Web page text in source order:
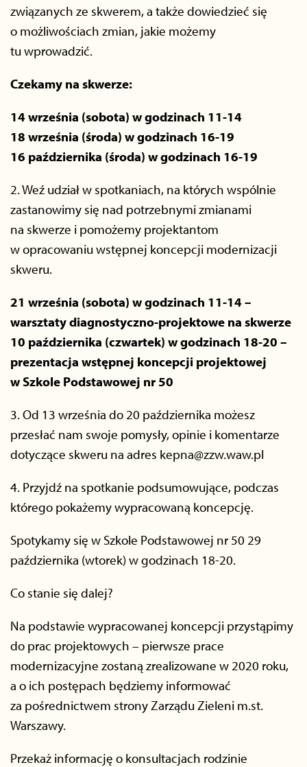
związanych ze skwerem, a także dowiedzieć się
o możliwościach zmian, jakie możemy
tu wprowadzić.
Czekamy na skwerze:
14 września (sobota) w godzinach 11-14
18 września (środa) w godzinach 16-19
16 października (środa) w godzinach 16-19
2. Weź udział w spotkaniach, na których wspólnie
zastanowimy się nad potrzebnymi zmianami
na skwerze i pomożemy projektantom
w opracowaniu wstępnej koncepcji modernizacji
skweru.
21 września (sobota) w godzinach 11-14 –
warsztaty diagnostyczno-projektowe na skwerze
10 października (czwartek) w godzinach 18-20 –
prezentacja wstępnej koncepcji projektowej
w Szkole Podstawowej nr 50
3. Od 13 września do 20 października możesz
przesłać nam swoje pomysły, opinie i komentarze
dotyczące skweru na adres kepna@zzw.waw.pl
4. Przyjdź na spotkanie podsumowujące, podczas
którego pokażemy wypracowaną koncepcję.
Spotykamy się w Szkole Podstawowej nr 50 29
października (wtorek) w godzinach 18-20.
Co stanie się dalej?
Na podstawie wypracowanej koncepcji przystąpimy
do prac projektowych – pierwsze prace
modernizacyjne zostaną zrealizowane w 2020 roku,
a o ich postępach będziemy informować
za pośrednictwem strony Zarządu Zieleni m.st.
Warszawy.
Przekaż informację o konsultacjach rodzinie